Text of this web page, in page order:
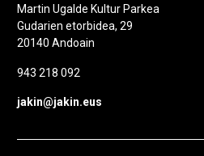
Martin Ugalde Kultur Parkea
Gudarien etorbidea, 29
20140 Andoain
943 218 092
jakin@jakin.eus